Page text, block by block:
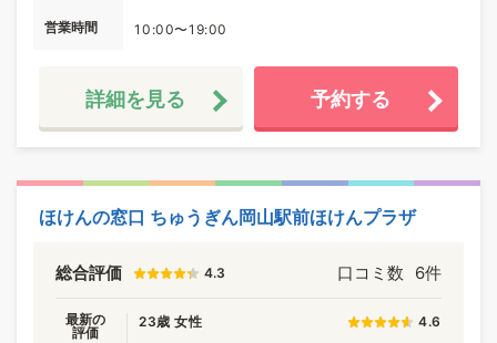
営業時間 10:00〜19:00
詳細を見る 予約する
ほけんの窓口 ちゅうぎん岡山駅前ほけんプラザ
総合評価 4.3 口コミ数 6件
最新の
評価
23歳 女性 4.6